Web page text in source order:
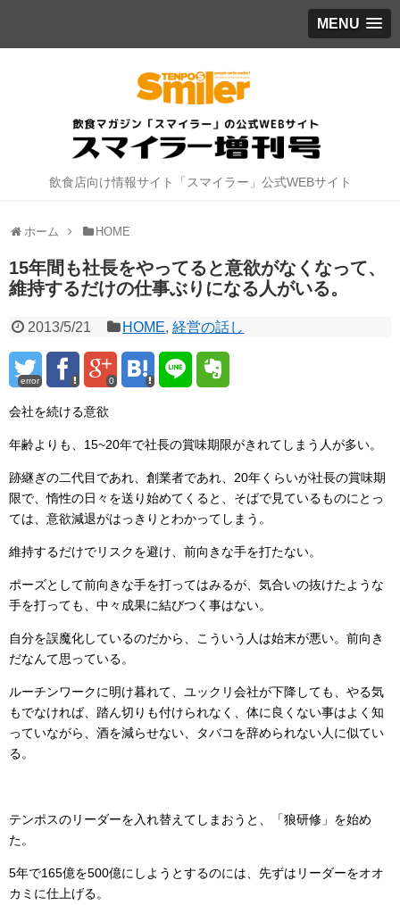
MENU
飲食店向け情報サイト「スマイラー」公式WEBサイト
ホーム HOME
15年間も社長をやってると意欲がなくなって、
維持するだけの仕事ぶりになる人がいる。
2013/5/21 HOME,経営の話し
error 0
会社を続ける意欲
年齢よりも、15~20年で社長の賞味期限がきれてしまう人が多い。
跡継ぎの二代目であれ、創業者であれ、20年くらいが社長の賞味期
限で、惰性の日々を送り始めてくると、そばで見ているものにとっ
ては、意欲減退がはっきりとわかってしまう。
維持するだけでリスクを避け、前向きな手を打たない。
ポーズとして前向きな手を打ってはみるが、気合いの抜けたような
手を打っても、中々成果に結びつく事はない。
自分を誤魔化しているのだから、こういう人は始末が悪い。前向き
だなんて思っている。
ルーチンワークに明け暮れて、ユックリ会社が下降しても、やる気
もでなければ、踏ん切りも付けられなく、体に良くない事はよく知
っていながら、酒を減らせない、タバコを辞められない人に似てい
る。
テンポスのリーダーを入れ替えてしまおうと、「狼研修」を始め
た。
5年で165億を500億にしようとするのには、先ずはリーダーをオオ
カミに仕上げる。